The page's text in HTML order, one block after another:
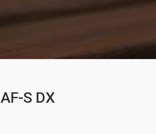
S DX